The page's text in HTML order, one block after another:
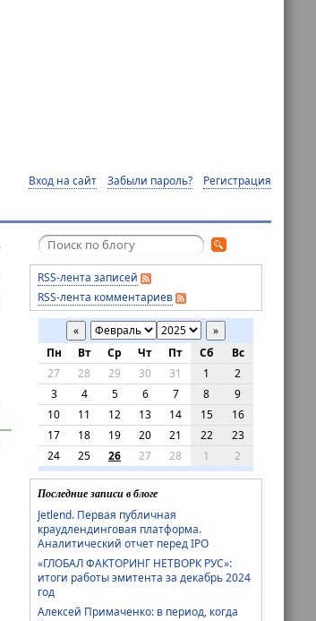
Вход на сайт Забыли пароль? Регистрация
RSS-лента записей
RSS-лента комментариев
«
»
Пн
Вт Ср Чт Пт Сб
Вс
27
28 29 30 31 1
2
3
4 5 6 7 8
9
10
11 12 13 14 15
16
17
18 19 20 21 22
23
24
25 26 27 28 1 2
Последние записи в блоге
Jetlend. Первая публичная
краудлендинговая платформа.
Аналитический отчет перед IPO
«ГЛОБАЛ ФАКТОРИНГ НЕТВОРК РУС»:
итоги работы эмитента за декабрь 2024
год
Алексей Примаченко: в период, когда